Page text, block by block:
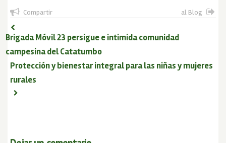
Compartir al Blog
Brigada Móvil 23 persigue e intimida comunidad
campesina del Catatumbo
Protección y bienestar integral para las niñas y mujeres
rurales